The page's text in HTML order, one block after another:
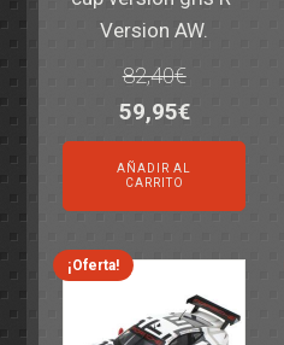
Version AW.
82,40€
El
precio
original
era:
82,40€.
59,95€El
precio
es:
59,95€.
AÑADIR AL
CARRITO
¡Oferta!